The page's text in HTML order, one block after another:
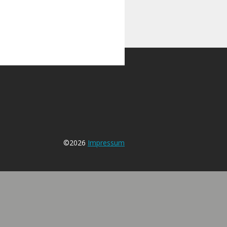
©2026 Impressum